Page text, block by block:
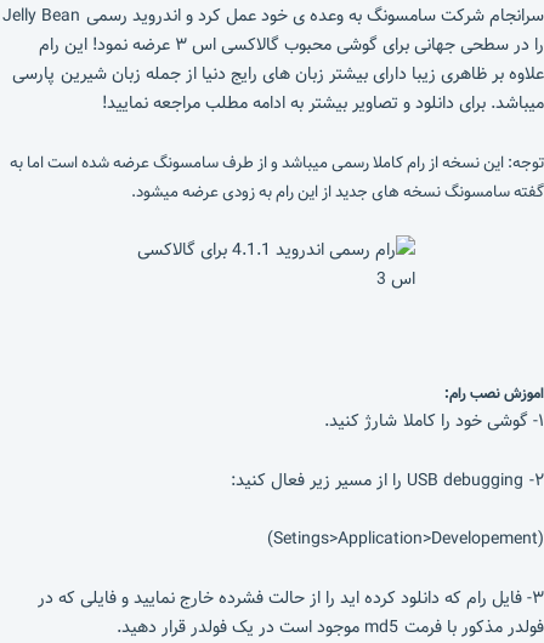
سرانجام شرکت سامسونگ به وعده ی خود عمل کرد و اندروید رسمی Jelly Bean
را در سطحی جهانی برای گوشی محبوب گالاکسی اس ۳ عرضه نمود! این رام
علاوه بر ظاهری زیبا دارای بیشتر زبان های رایج دنیا از جمله زبان شیرین پارسی
میباشد. برای دانلود و تصاویر بیشتر به ادامه مطلب مراجعه نمایید!
توجه: این نسخه از رام کاملا رسمی میباشد و از طرف سامسونگ عرضه شده است اما به
گفته سامسونگ نسخه های جدید از این رام به زودی عرضه میشود.
اموزش نصب رام:
۱- گوشی خود را کاملا شارژ کنید.
۲- USB debugging را از مسیر زیر فعال کنید:
(Setings>Application>Developement)
۳- فایل رام که دانلود کرده اید را از حالت فشرده خارج نمایید و فایلی که در
فولدر مذکور با فرمت md5 موجود است در یک فولدر قرار دهید.